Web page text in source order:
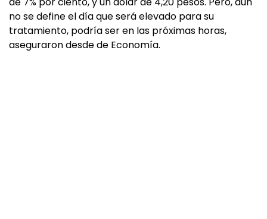
no se define el día que será elevado para su
tratamiento, podría ser en las próximas horas,
aseguraron desde de Economía.